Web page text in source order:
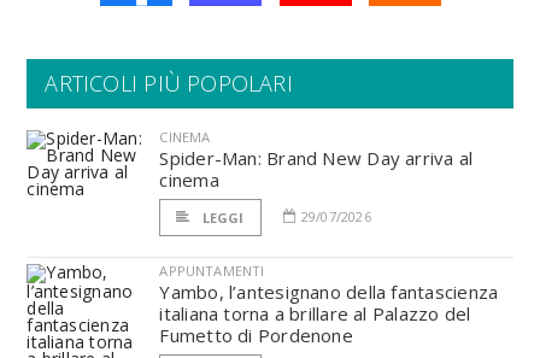
ARTICOLI PIÙ POPOLARI
CINEMA
Spider-Man: Brand New Day arriva al
cinema
LEGGI 29/07/2026
APPUNTAMENTI
Yambo, l’antesignano della fantascienza
italiana torna a brillare al Palazzo del
Fumetto di Pordenone